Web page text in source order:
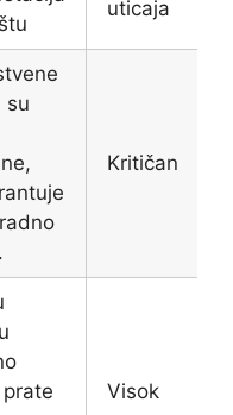
uticaja
su
Kritičan
Visok